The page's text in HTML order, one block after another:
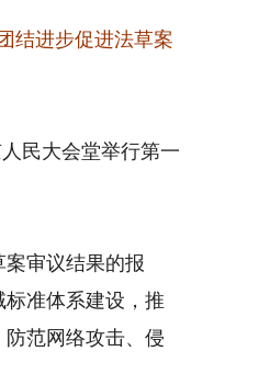
结进步促进法草案
民大会堂举行第一
审议结果的报
准体系建设，推
范网络攻击、侵